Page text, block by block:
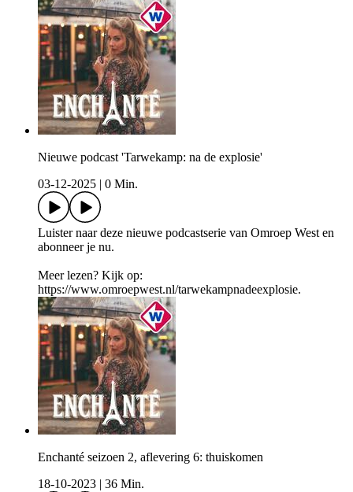
Nieuwe podcast 'Tarwekamp: na de explosie'
03-12-2025
0 Min.
Luister naar deze nieuwe podcastserie van Omroep West en
abonneer je nu.
Meer lezen? Kijk op:
https://www.omroepwest.nl/tarwekampnadeexplosie.
Enchanté seizoen 2, aflevering 6: thuiskomen
18-10-2023
36 Min.